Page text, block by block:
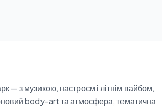
— з музикою, настроєм і літнім вайбом,
body-art та атмосфера, тематична